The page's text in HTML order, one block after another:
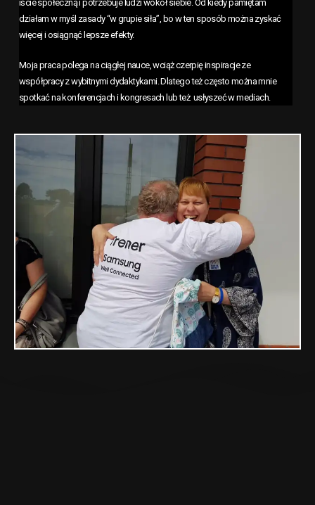
iście społeczną i potrzebuje ludzi wokół siebie. Od kiedy pamiętam
działam w myśl zasady “w grupie siła”, bo w ten sposób można zyskać
więcej i osiągnąć lepsze efekty.
Moja praca polega na ciągłej nauce, wciąż czerpię inspiracje ze
współpracy z wybitnymi dydaktykami. Dlatego też często można mnie
spotkać na konferencjach i kongresach lub też usłyszeć w mediach.